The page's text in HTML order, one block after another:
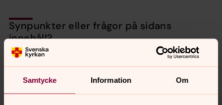
Samtycke Information Om
Synpunkter eller frågor på sidans
innehåll?
nora.tarnsjo.forsamling@svenskakyrkan.se
Dela